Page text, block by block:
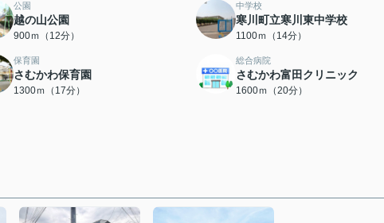
公園
越の山公園
900ｍ（12分）
中学校
寒川町立寒川東中学校
1100ｍ（14分）
保育園
さむかわ保育園
1300ｍ（17分）
総合病院
さむかわ富田クリニック
1600ｍ（20分）